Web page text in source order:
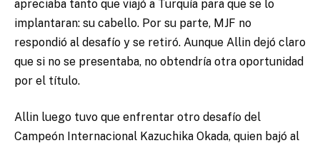
apreciaba tanto que viajó a Turquía para que se lo
implantaran: su cabello. Por su parte, MJF no
respondió al desafío y se retiró. Aunque Allin dejó claro
que si no se presentaba, no obtendría otra oportunidad
por el título.
Allin luego tuvo que enfrentar otro desafío del
Campeón Internacional Kazuchika Okada, quien bajó al